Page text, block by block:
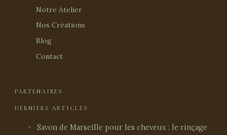
Notre Atelier
Nos Créations
Blog
Contact
PARTENAIRES
DERNIERS ARTICLES
Savon de Marseille pour les cheveux : le rinçage